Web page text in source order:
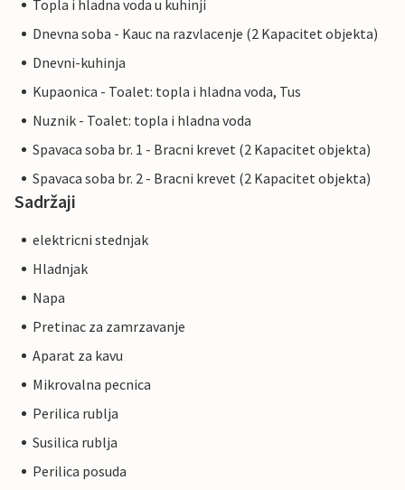
Topla i hladna voda u kuhinji
Dnevna soba - Kauc na razvlacenje (2 Kapacitet objekta)
Dnevni-kuhinja
Kupaonica - Toalet: topla i hladna voda, Tus
Nuznik - Toalet: topla i hladna voda
Spavaca soba br. 1 - Bracni krevet (2 Kapacitet objekta)
Spavaca soba br. 2 - Bracni krevet (2 Kapacitet objekta)
Sadržaji
elektricni stednjak
Hladnjak
Napa
Pretinac za zamrzavanje
Aparat za kavu
Mikrovalna pecnica
Perilica rublja
Susilica rublja
Perilica posuda